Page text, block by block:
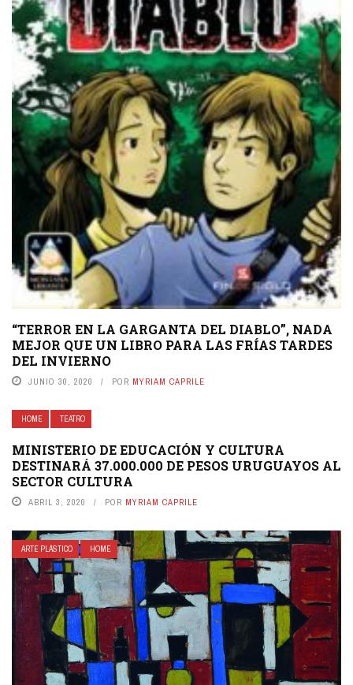
“TERROR EN LA GARGANTA DEL DIABLO”, NADA
MEJOR QUE UN LIBRO PARA LAS FRÍAS TARDES
DEL INVIERNO
JUNIO 30, 2020 POR MYRIAM CAPRILE
HOME TEATRO
MINISTERIO DE EDUCACIÓN Y CULTURA
DESTINARÁ 37.000.000 DE PESOS URUGUAYOS AL
SECTOR CULTURA
ABRIL 3, 2020 POR MYRIAM CAPRILE
ARTE PLÁSTICO HOME